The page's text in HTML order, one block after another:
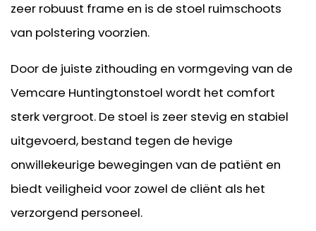
zeer robuust frame en is de stoel ruimschoots
van polstering voorzien.
Door de juiste zithouding en vormgeving van de
Vemcare Huntingtonstoel wordt het comfort
sterk vergroot. De stoel is zeer stevig en stabiel
uitgevoerd, bestand tegen de hevige
onwillekeurige bewegingen van de patiënt en
biedt veiligheid voor zowel de cliënt als het
verzorgend personeel.